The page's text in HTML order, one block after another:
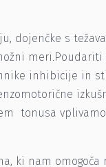
dojenčke s
inhibicije
tonusa
ki nam